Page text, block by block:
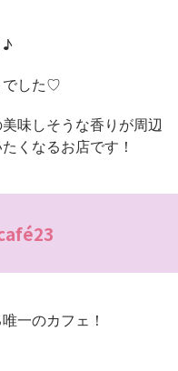
♪
でした♡
味しそうな香りが周辺
くなるお店です！
一のカフェ！